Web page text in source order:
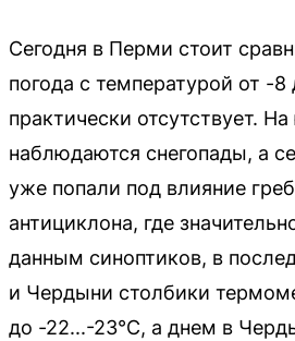
Сегодня в Перми стоит
погода с температурой от -8
практически отсутствует.
наблюдаются снегопады, а
уже попали под влияние
антициклона, где
данным синоптиков, в
и Чердыни столбики
до -22...-23°C, а днем в